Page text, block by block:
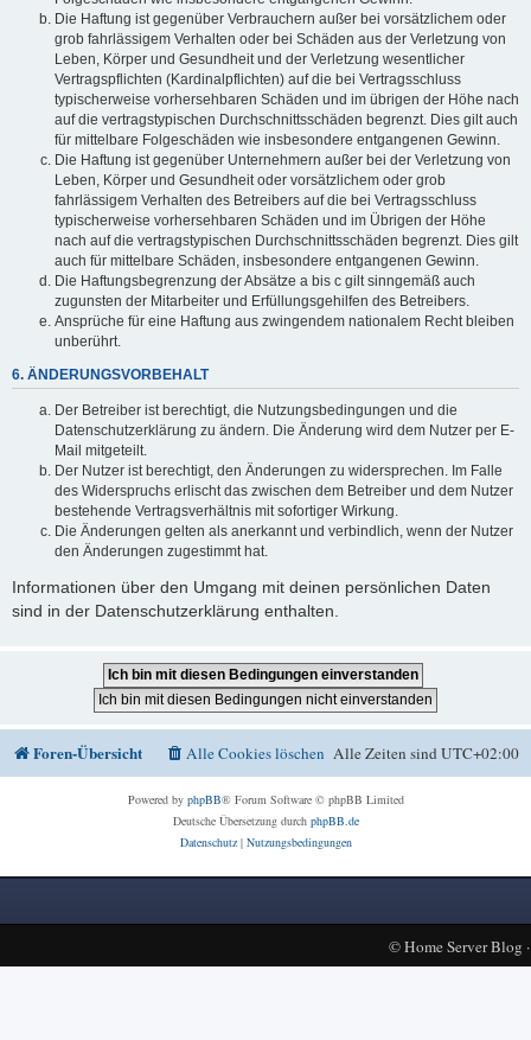
Die Haftung ist gegenüber Verbrauchern außer bei vorsätzlichem oder
grob fahrlässigem Verhalten oder bei Schäden aus der Verletzung von
Leben, Körper und Gesundheit und der Verletzung wesentlicher
Vertragspflichten (Kardinalpflichten) auf die bei Vertragsschluss
typischerweise vorhersehbaren Schäden und im übrigen der Höhe nach
auf die vertragstypischen Durchschnittsschäden begrenzt. Dies gilt auch
für mittelbare Folgeschäden wie insbesondere entgangenen Gewinn.
Die Haftung ist gegenüber Unternehmern außer bei der Verletzung von
Leben, Körper und Gesundheit oder vorsätzlichem oder grob
fahrlässigem Verhalten des Betreibers auf die bei Vertragsschluss
typischerweise vorhersehbaren Schäden und im Übrigen der Höhe
nach auf die vertragstypischen Durchschnittsschäden begrenzt. Dies gilt
auch für mittelbare Schäden, insbesondere entgangenen Gewinn.
Die Haftungsbegrenzung der Absätze a bis c gilt sinngemäß auch
zugunsten der Mitarbeiter und Erfüllungsgehilfen des Betreibers.
Ansprüche für eine Haftung aus zwingendem nationalem Recht bleiben
unberührt.
6. ÄNDERUNGSVORBEHALT
Der Betreiber ist berechtigt, die Nutzungsbedingungen und die
Datenschutzerklärung zu ändern. Die Änderung wird dem Nutzer per E-
Mail mitgeteilt.
Der Nutzer ist berechtigt, den Änderungen zu widersprechen. Im Falle
des Widerspruchs erlischt das zwischen dem Betreiber und dem Nutzer
bestehende Vertragsverhältnis mit sofortiger Wirkung.
Die Änderungen gelten als anerkannt und verbindlich, wenn der Nutzer
den Änderungen zugestimmt hat.
Informationen über den Umgang mit deinen persönlichen Daten
sind in der Datenschutzerklärung enthalten.
Foren-Übersicht Alle Zeiten sindUTC+02:00
Alle Cookies löschen
Powered by phpBB® Forum Software © phpBB Limited
Deutsche Übersetzung durch phpBB.de
Datenschutz| Nutzungsbedingungen
©Home Server Blog